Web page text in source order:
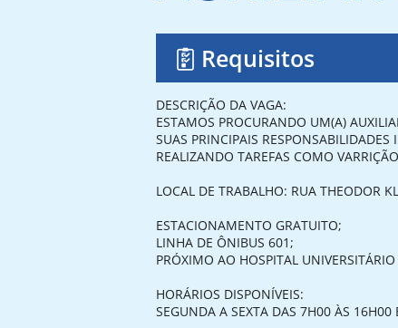
Requisitos
DESCRIÇÃO DA VAGA:
ESTAMOS PROCURANDO UM(A)
SUAS PRINCIPAIS
REALIZANDO TAREFAS COMO
LOCAL DE TRABALHO: RUA THEODOR
ESTACIONAMENTO GRATUITO;
LINHA DE ÔNIBUS 601;
PRÓXIMO AO HOSPITAL
HORÁRIOS DISPONÍVEIS:
SEGUNDA A SEXTA DAS 7H00 ÀS